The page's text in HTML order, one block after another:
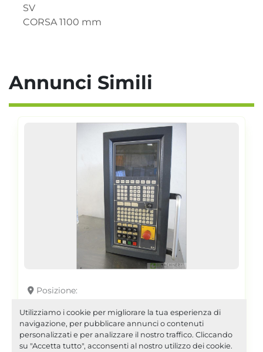
Utilizziamo i cookie per migliorare la tua esperienza di
navigazione, per pubblicare annunci o contenuti
personalizzati e per analizzare il nostro traffico. Cliccando
su "Accetta tutto", acconsenti al nostro utilizzo dei cookie.
SV
CORSA 1100 mm
Annunci Simili
Posizione
2004 B&R 5D5500.55 AI1348